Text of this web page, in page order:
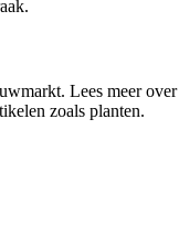
Lees meer over
zoals planten.